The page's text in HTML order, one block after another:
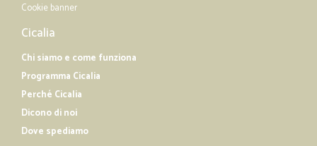
Cookie banner
Cicalia
Chi siamo e come funziona
Programma Cicalia
Perché Cicalia
Dicono di noi
Dove spediamo